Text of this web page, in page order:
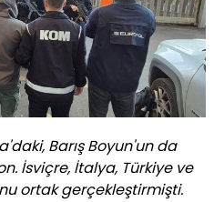
Barış Boyun'un da
İsviçre, İtalya, Türkiye ve
ortak gerçekleştirmişti.